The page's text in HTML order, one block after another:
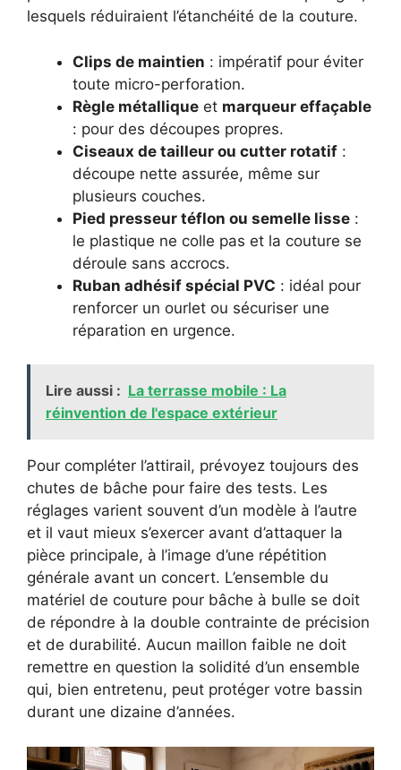
lesquels réduiraient l’étanchéité de la couture.
Clips de maintien : impératif pour éviter
toute micro-perforation.
Règle métallique et marqueur effaçable
: pour des découpes propres.
Ciseaux de tailleur ou cutter rotatif :
découpe nette assurée, même sur
plusieurs couches.
Pied presseur téflon ou semelle lisse :
le plastique ne colle pas et la couture se
déroule sans accrocs.
Ruban adhésif spécial PVC : idéal pour
renforcer un ourlet ou sécuriser une
réparation en urgence.
Lire aussi : La terrasse mobile : La
réinvention de l'espace extérieur
Pour compléter l’attirail, prévoyez toujours des
chutes de bâche pour faire des tests. Les
réglages varient souvent d’un modèle à l’autre
et il vaut mieux s’exercer avant d’attaquer la
pièce principale, à l’image d’une répétition
générale avant un concert. L’ensemble du
matériel de couture pour bâche à bulle se doit
de répondre à la double contrainte de précision
et de durabilité. Aucun maillon faible ne doit
remettre en question la solidité d’un ensemble
qui, bien entretenu, peut protéger votre bassin
durant une dizaine d’années.